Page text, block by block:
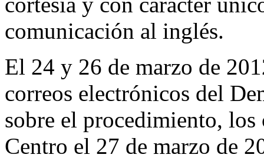
comunicación al inglés.
El 24 y 26 de marzo de
correos electrónicos del
sobre el procedimiento, los
Centro el 27 de marzo de